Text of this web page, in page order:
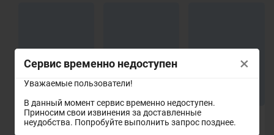
Сервис временно недоступен
Уважаемые пользователи!
В данный момент сервис временно недоступен.
Приносим свои извинения за доставленные
неудобства. Попробуйте выполнить запрос позднее.
×